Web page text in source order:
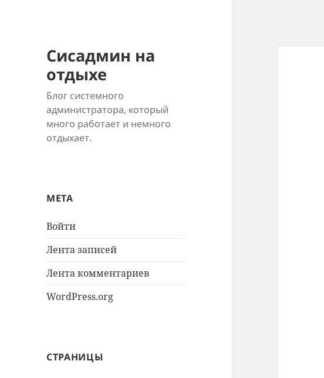
Сисадмин на
отдыхе
Блог системного
администратора, который
много работает и немного
отдыхает.
МЕТА
Войти
Лента записей
Лента комментариев
WordPress.org
СТРАНИЦЫ